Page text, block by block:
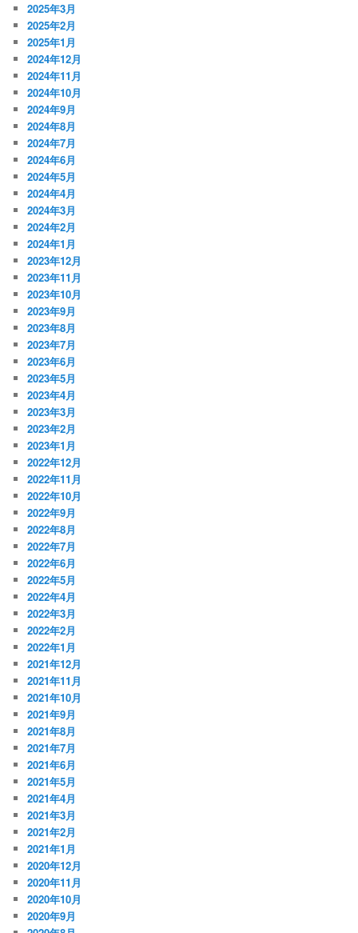
2025年3月
2025年2月
2025年1月
2024年12月
2024年11月
2024年10月
2024年9月
2024年8月
2024年7月
2024年6月
2024年5月
2024年4月
2024年3月
2024年2月
2024年1月
2023年12月
2023年11月
2023年10月
2023年9月
2023年8月
2023年7月
2023年6月
2023年5月
2023年4月
2023年3月
2023年2月
2023年1月
2022年12月
2022年11月
2022年10月
2022年9月
2022年8月
2022年7月
2022年6月
2022年5月
2022年4月
2022年3月
2022年2月
2022年1月
2021年12月
2021年11月
2021年10月
2021年9月
2021年8月
2021年7月
2021年6月
2021年5月
2021年4月
2021年3月
2021年2月
2021年1月
2020年12月
2020年11月
2020年10月
2020年9月